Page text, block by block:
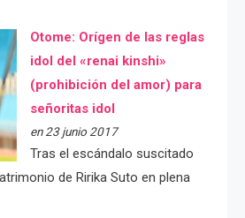
Otome: Orígen de las reglas
idol del «renai kinshi»
(prohibición del amor) para
señoritas idol
en 23 junio 2017
Tras el escándalo suscitado
de Ririka Suto en plena